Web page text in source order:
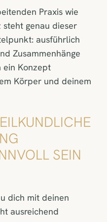
Praxis wie
genau dieser
ausführlich
Zusammenhänge
ein Konzept
Körper und deinem
SEIN
dich mit deinen
ausreichend